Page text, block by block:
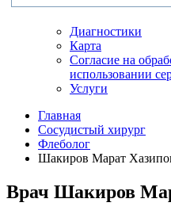
Диагностики
Карта
Согласие на
использовании
Услуги
Главная
Сосудистый хирург
Флеболог
Шакиров Марат
Врач Шакиров